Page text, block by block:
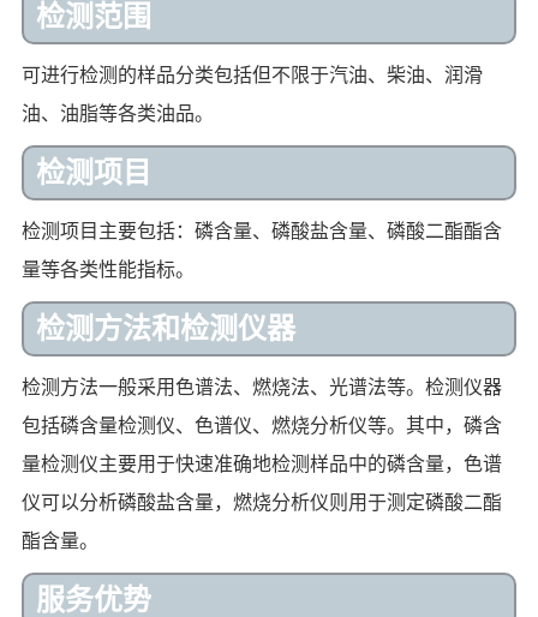
检测范围
可进行检测的样品分类包括但不限于汽油、柴油、润滑
油、油脂等各类油品。
检测项目
检测项目主要包括：磷含量、磷酸盐含量、磷酸二酯酯含
量等各类性能指标。
检测方法和检测仪器
检测方法一般采用色谱法、燃烧法、光谱法等。检测仪器
包括磷含量检测仪、色谱仪、燃烧分析仪等。其中，磷含
量检测仪主要用于快速准确地检测样品中的磷含量，色谱
仪可以分析磷酸盐含量，燃烧分析仪则用于测定磷酸二酯
酯含量。
服务优势